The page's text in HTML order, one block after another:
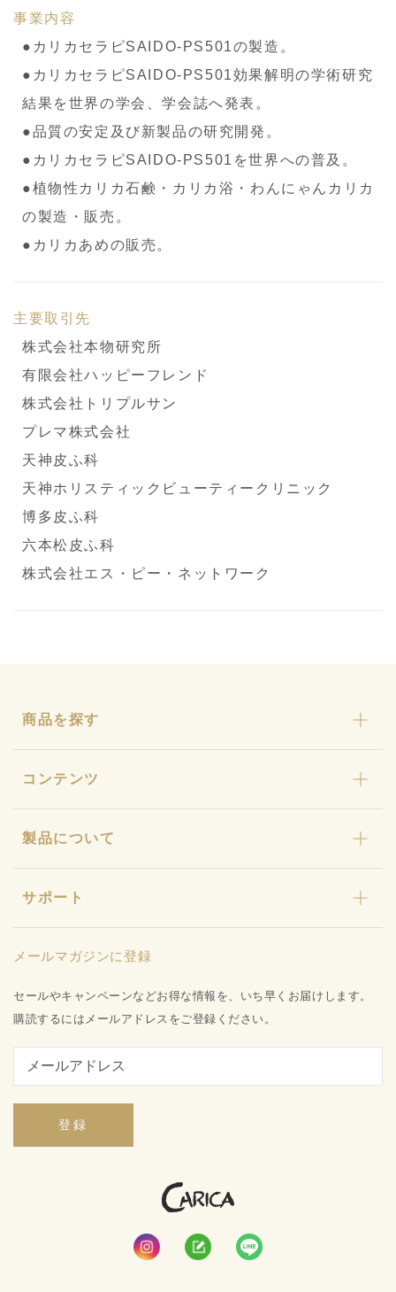
事業内容
●カリカセラピSAIDO-PS501の製造。
●カリカセラピSAIDO-PS501効果解明の学術研究
結果を世界の学会、学会誌へ発表。
●品質の安定及び新製品の研究開発。
●カリカセラピSAIDO-PS501を世界への普及。
●植物性カリカ石鹸・カリカ浴・わんにゃんカリカ
の製造・販売。
●カリカあめの販売。
主要取引先
株式会社本物研究所
有限会社ハッピーフレンド
株式会社トリプルサン
プレマ株式会社
天神皮ふ科
天神ホリスティックビューティークリニック
博多皮ふ科
六本松皮ふ科
株式会社エス・ピー・ネットワーク
商品を探す
おまとめセット
わんにゃんカリカ
カリカ石鹸・カリカ浴
ギフト
キャンペーン
コンテンツ
ストーリー
カリカセラピ定期便
カリカセラピ定期便のご利用ガイド
お知らせ
お問い合わせ
製品について
店舗型販売店様募集
品質保証への取り組み
サポート
特定商取引法に基づく表記
会社概要
ご利用ガイド
メールマガジンに登録
セールやキャンペーンなどお得な情報を、いち早くお届けします。
購読するにはメールアドレスをご登録ください。
登録